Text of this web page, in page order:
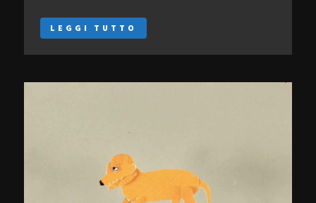
LEGGI TUTTO